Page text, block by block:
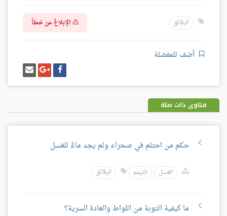
الرقائق الإبلاغ عن خطأ
أضف للمفضلة
شارك
على
فيسبوك
شارك
على
غوغل
بلس
إرسل
إيميل
فتاوى ذات صلة
حكم من احتلم في صحراء ولم يجد ماءً للغسل
الغسل التيمم الرقائق
ما كيفية التوبة من اللواط والعادة السرية؟